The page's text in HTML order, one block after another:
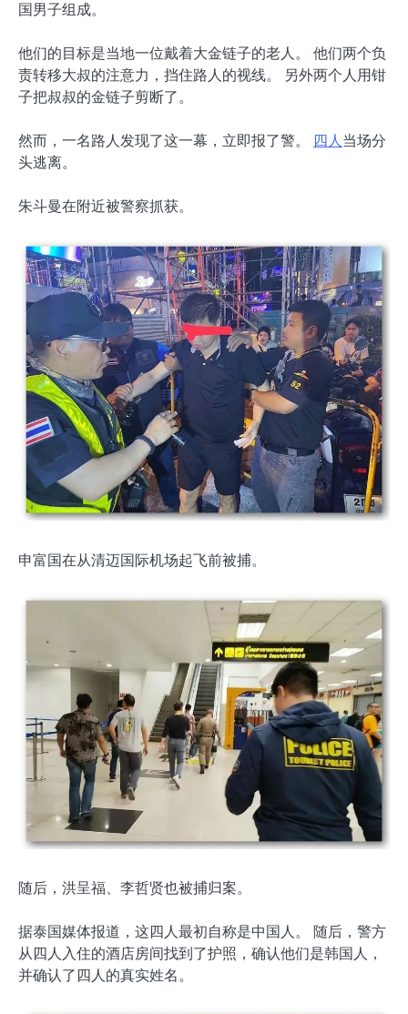
国男子组成。
他们的目标是当地一位戴着大金链子的老人。 他们两个负
责转移大叔的注意力，挡住路人的视线。 另外两个人用钳
子把叔叔的金链子剪断了。
然而，一名路人发现了这一幕，立即报了警。 四人 当场分
头逃离。
朱斗曼在附近被警察抓获。
申富国在从清迈国际机场起飞前被捕。
随后，洪呈福、李哲贤也被捕归案。
据泰国媒体报道，这四人最初自称是中国人。 随后，警方
从四人入住的酒店房间找到了护照，确认他们是韩国人，
并确认了四人的真实姓名。